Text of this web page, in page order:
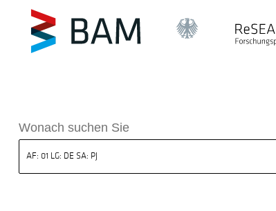
ReSEARCH BAM
Wonach suchen Sie